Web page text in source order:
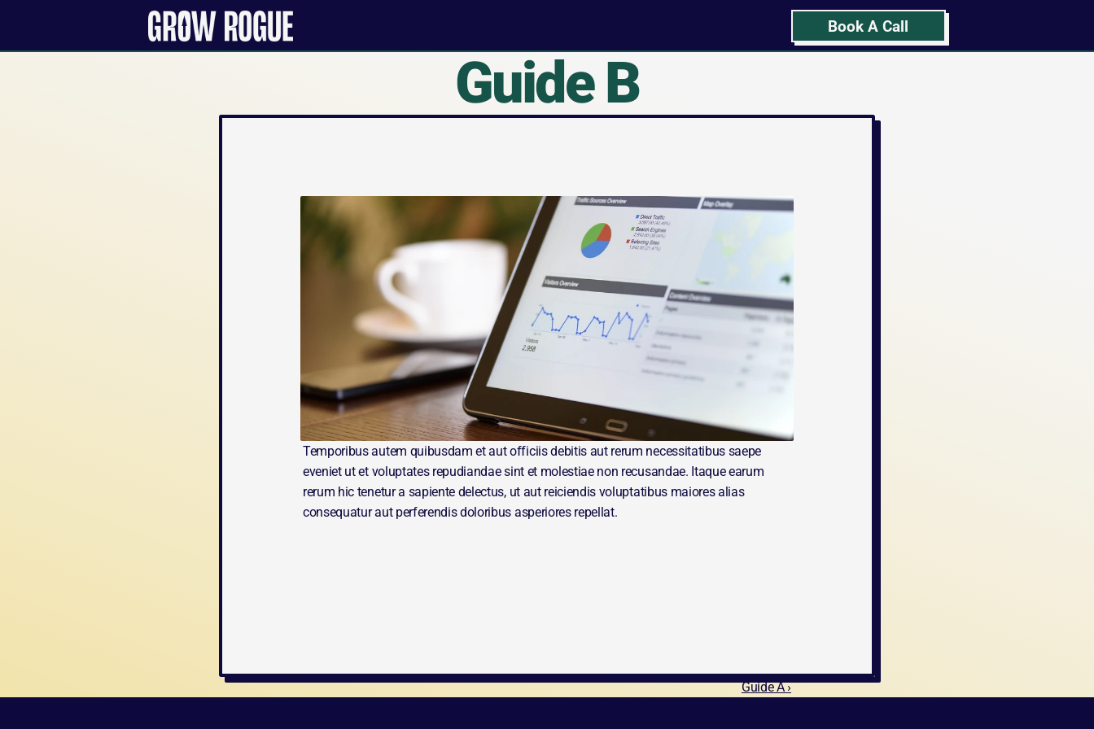
Book A Call
Guide B
Temporibus autem quibusdam et aut officiis debitis aut rerum necessitatibus saepe
eveniet ut et voluptates repudiandae sint et molestiae non recusandae. Itaque earum
rerum hic tenetur a sapiente delectus, ut aut reiciendis voluptatibus maiores alias
consequatur aut perferendis doloribus asperiores repellat.
Guide A ›